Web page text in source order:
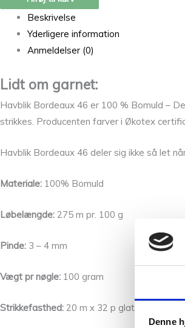
Denne
Beskrivelse
Yderligere information
Anmeldelser (0)
Lidt om garnet:
Havblik Bordeaux 46 er 100 % Bomuld –
strikkes. Producenten farver i Økotex
Havblik Bordeaux 46 deler sig ikke så let
Materiale: 100% Bomuld
Løbelængde: 275 m pr. 100 g
Pinde: 3 – 4 mm
Vægt pr nøgle: 100 gram
Strikkefasthed: 20 m x 32 p glatstrik = 10 x